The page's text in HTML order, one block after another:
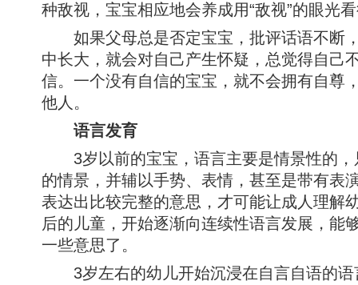
种敌视，宝宝相应地会养成用“敌视”的眼光
如果父母总是否定宝宝，批评话语不断
中长大，就会对自己产生怀疑，总觉得自己
信。一个没有自信的宝宝，就不会拥有自尊
他人。
语言发育
3岁以前的宝宝，语言主要是情景性的，
的情景，并辅以手势、表情，甚至是带有表
表达出比较完整的意思，才可能让成人理解
后的儿童，开始逐渐向连续性语言发展，能
一些意思了。
3岁左右的幼儿开始沉浸在自言自语的语